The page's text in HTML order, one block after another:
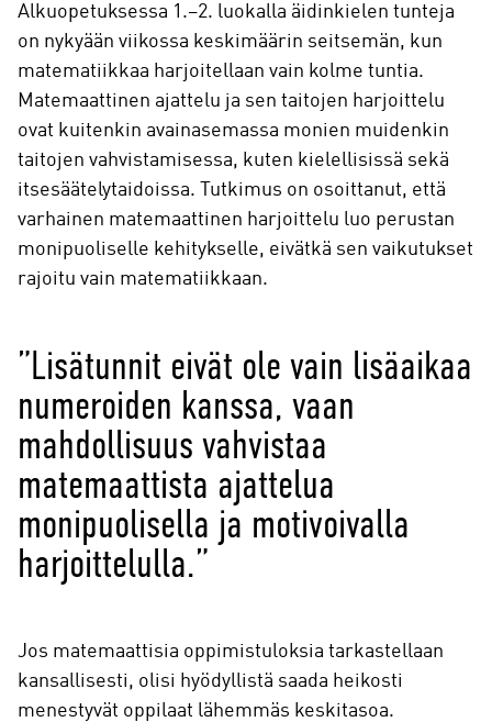
Alkuopetuksessa 1.–2. luokalla äidinkielen tunteja
on nykyään viikossa keskimäärin seitsemän, kun
matematiikkaa harjoitellaan vain kolme tuntia.
Matemaattinen ajattelu ja sen taitojen harjoittelu
ovat kuitenkin avainasemassa monien muidenkin
taitojen vahvistamisessa, kuten kielellisissä sekä
itsesäätelytaidoissa. Tutkimus on osoittanut, että
varhainen matemaattinen harjoittelu luo perustan
monipuoliselle kehitykselle, eivätkä sen vaikutukset
rajoitu vain matematiikkaan.
”Lisätunnit eivät ole vain lisäaikaa
numeroiden kanssa, vaan
mahdollisuus vahvistaa
matemaattista ajattelua
monipuolisella ja motivoivalla
harjoittelulla.”
Jos matemaattisia oppimistuloksia tarkastellaan
kansallisesti, olisi hyödyllistä saada heikosti
menestyvät oppilaat lähemmäs keskitasoa.